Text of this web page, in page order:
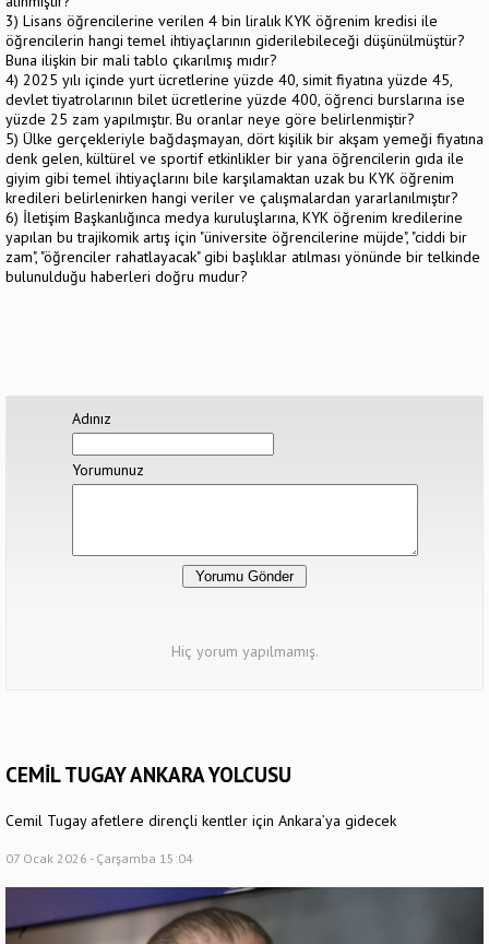
3) Lisans öğrencilerine verilen 4 bin liralık KYK öğrenim kredisi ile
öğrencilerin hangi temel ihtiyaçlarının giderilebileceği düşünülmüştür?
Buna ilişkin bir mali tablo çıkarılmış mıdır?
4) 2025 yılı içinde yurt ücretlerine yüzde 40, simit fiyatına yüzde 45,
devlet tiyatrolarının bilet ücretlerine yüzde 400, öğrenci burslarına ise
yüzde 25 zam yapılmıştır. Bu oranlar neye göre belirlenmiştir?
5) Ülke gerçekleriyle bağdaşmayan, dört kişilik bir akşam yemeği fiyatına
denk gelen, kültürel ve sportif etkinlikler bir yana öğrencilerin gıda ile
giyim gibi temel ihtiyaçlarını bile karşılamaktan uzak bu KYK öğrenim
kredileri belirlenirken hangi veriler ve çalışmalardan yararlanılmıştır?
6) İletişim Başkanlığınca medya kuruluşlarına, KYK öğrenim kredilerine
yapılan bu trajikomik artış için "üniversite öğrencilerine müjde", "ciddi bir
zam", "öğrenciler rahatlayacak" gibi başlıklar atılması yönünde bir telkinde
bulunulduğu haberleri doğru mudur?
Adınız
Yorumunuz
Hiç yorum yapılmamış.
CEMİL TUGAY ANKARA YOLCUSU
Cemil Tugay afetlere dirençli kentler için Ankara’ya gidecek
07 Ocak 2026 - Çarşamba 15:04